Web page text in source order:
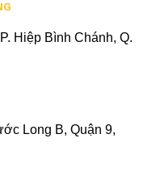
Hiệp Bình Chánh, Q.
Long B, Quận 9,